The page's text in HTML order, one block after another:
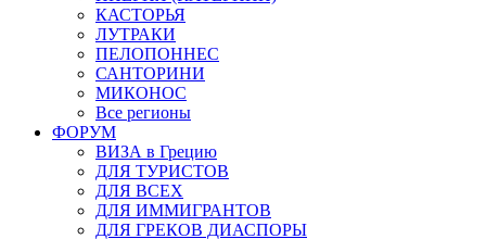
КАСТОРЬЯ
ЛУТРАКИ
ПЕЛОПОННЕС
САНТОРИНИ
МИКОНОС
Все регионы
ФОРУМ
ВИЗА в Грецию
ДЛЯ ТУРИСТОВ
ДЛЯ ВСЕХ
ДЛЯ ИММИГРАНТОВ
ДЛЯ ГРЕКОВ ДИАСПОРЫ